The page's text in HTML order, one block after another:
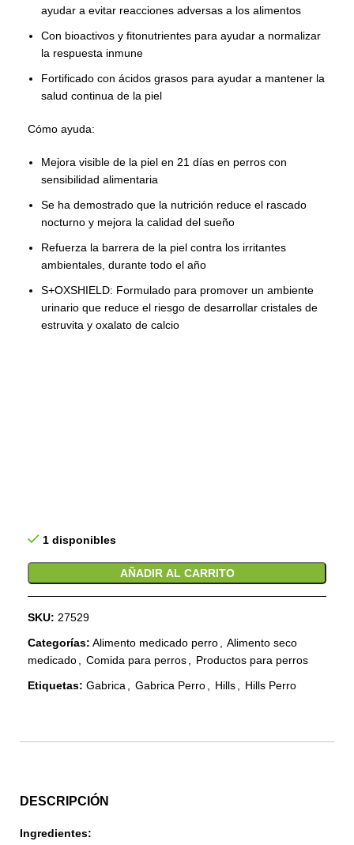
ayudar a evitar reacciones adversas a los alimentos
Con bioactivos y fitonutrientes para ayudar a normalizar
la respuesta inmune
Fortificado con ácidos grasos para ayudar a mantener la
salud continua de la piel
Cómo ayuda:
Mejora visible de la piel en 21 días en perros con
sensibilidad alimentaria
Se ha demostrado que la nutrición reduce el rascado
nocturno y mejora la calidad del sueño
Refuerza la barrera de la piel contra los irritantes
ambientales, durante todo el año
S+OXSHIELD: Formulado para promover un ambiente
urinario que reduce el riesgo de desarrollar cristales de
estruvita y oxalato de calcio
1 disponibles
AÑADIR AL CARRITO
SKU: 27529
Categorías: Alimento medicado perro
Alimento seco
medicado
Comida para perros
Productos para perros
Etiquetas: Gabrica Gabrica Perro Hills Hills Perro
DESCRIPCIÓN
Ingredientes: